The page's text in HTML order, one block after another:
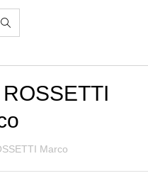
Marco